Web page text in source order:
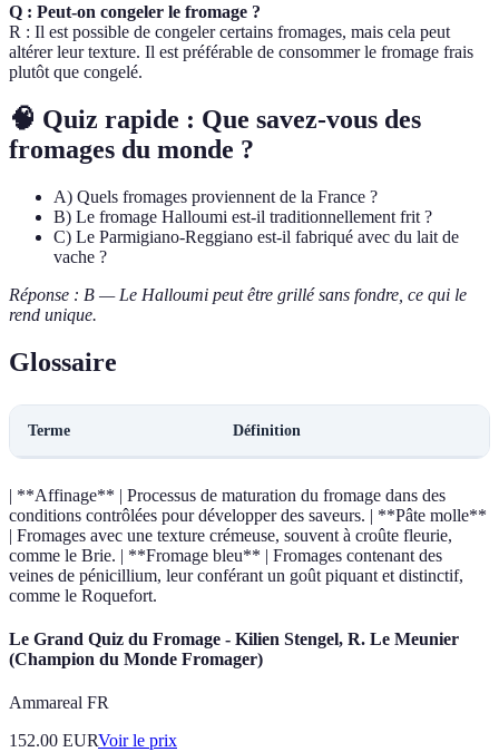
Q : Peut-on congeler le fromage ?
R : Il est possible de congeler certains fromages, mais cela peut
altérer leur texture. Il est préférable de consommer le fromage frais
plutôt que congelé.
🧠 Quiz rapide : Que savez-vous des
fromages du monde ?
A) Quels fromages proviennent de la France ?
B) Le fromage Halloumi est-il traditionnellement frit ?
C) Le Parmigiano-Reggiano est-il fabriqué avec du lait de
vache ?
Réponse : B — Le Halloumi peut être grillé sans fondre, ce qui le
rend unique.
Glossaire
Terme Définition
| **Affinage** | Processus de maturation du fromage dans des
conditions contrôlées pour développer des saveurs. | **Pâte molle**
| Fromages avec une texture crémeuse, souvent à croûte fleurie,
comme le Brie. | **Fromage bleu** | Fromages contenant des
veines de pénicillium, leur conférant un goût piquant et distinctif,
comme le Roquefort.
Le Grand Quiz du Fromage - Kilien Stengel, R. Le Meunier
(Champion du Monde Fromager)
Ammareal FR
152.00 EURVoir le prix